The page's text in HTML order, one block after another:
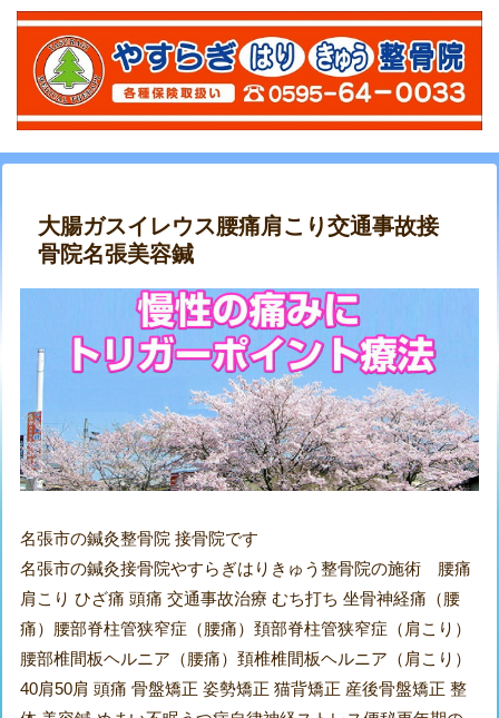
大腸ガスイレウス腰痛肩こり交通事故接
骨院名張美容鍼
名張市の鍼灸整骨院 接骨院です
名張市の鍼灸接骨院やすらぎはりきゅう整骨院の施術 腰痛
肩こり ひざ痛 頭痛 交通事故治療 むち打ち 坐骨神経痛（腰
痛）腰部脊柱管狭窄症（腰痛）頚部脊柱管狭窄症（肩こり）
腰部椎間板ヘルニア（腰痛）頚椎椎間板ヘルニア（肩こり）
40肩50肩 頭痛 骨盤矯正 姿勢矯正 猫背矯正 産後骨盤矯正 整